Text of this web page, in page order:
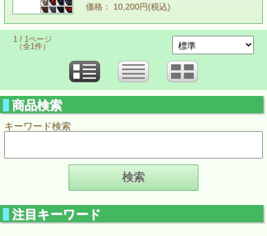
価格： 10,200円(税込)
1 / 1ページ
（全1件）
商品検索
キーワード検索
注目キーワード